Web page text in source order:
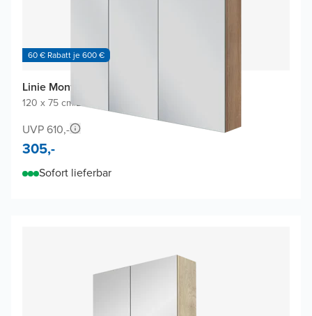
60 € Rabatt je 600 €
Linie Montro Spiegelschrank
120 x 75 cm|Braune Eiche
UVP 610,-
305,-
Sofort lieferbar